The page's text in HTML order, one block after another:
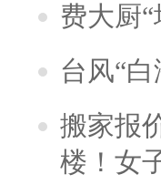
费大厨“
台风“
搬家报
楼！女